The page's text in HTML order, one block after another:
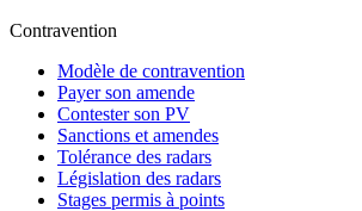
Contravention
Modèle de contravention
Payer son amende
Contester son PV
Sanctions et amendes
Tolérance des radars
Législation des radars
Stages permis à points